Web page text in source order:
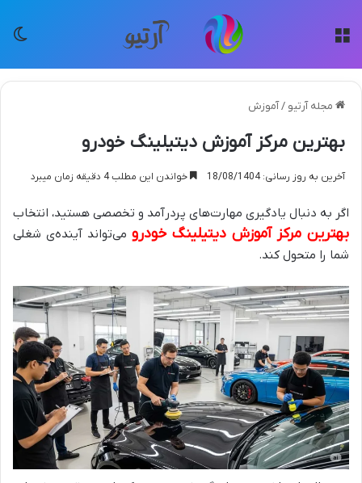
مجله آرتیو /آموزش
بهترین مرکز آموزش دیتیلینگ خودرو
آخرین به روز رسانی: 18/08/1404 خواندن این مطلب 4 دقیقه زمان میبرد
اگر به دنبال یادگیری مهارت‌های پردرآمد و تخصصی هستید، انتخاب
بهترین مرکز آموزش دیتیلینگ خودرو می‌تواند آینده‌ی شغلی
شما را متحول کند.